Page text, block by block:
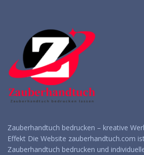
Zauberhandtuch bedrucken – kreative
Effekt Die Website zauberhandtuch.com
Zauberhandtuch bedrucken und